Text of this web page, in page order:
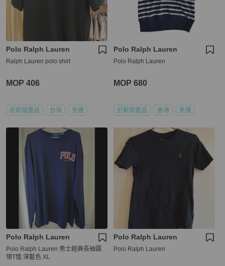
Polo Ralph Lauren
Ralph Lauren polo shirt
MOP 406
近新閒置品 台灣 免運
Polo Ralph Lauren
Polo Ralph Lauren
MOP 680
近新閒置品 香港 免運
Polo Ralph Lauren
Polo Ralph Lauren 男士經典長袖圓
領T恤 深藍色 XL
Polo Ralph Lauren
Polo Ralph Lauren